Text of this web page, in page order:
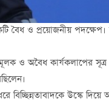
বৈধ ও প্রয়োজনীয়
ও অবৈধ কার্যকলাপের সূত্র
বিচ্ছিন্নতাবাদকে উস্কে